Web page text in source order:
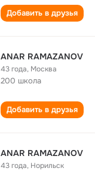
Добавить в друзья
ANAR RAMAZANOV
43 года, Москва
200 школа
Добавить в друзья
ANAR RAMAZANOV
43 года, Норильск